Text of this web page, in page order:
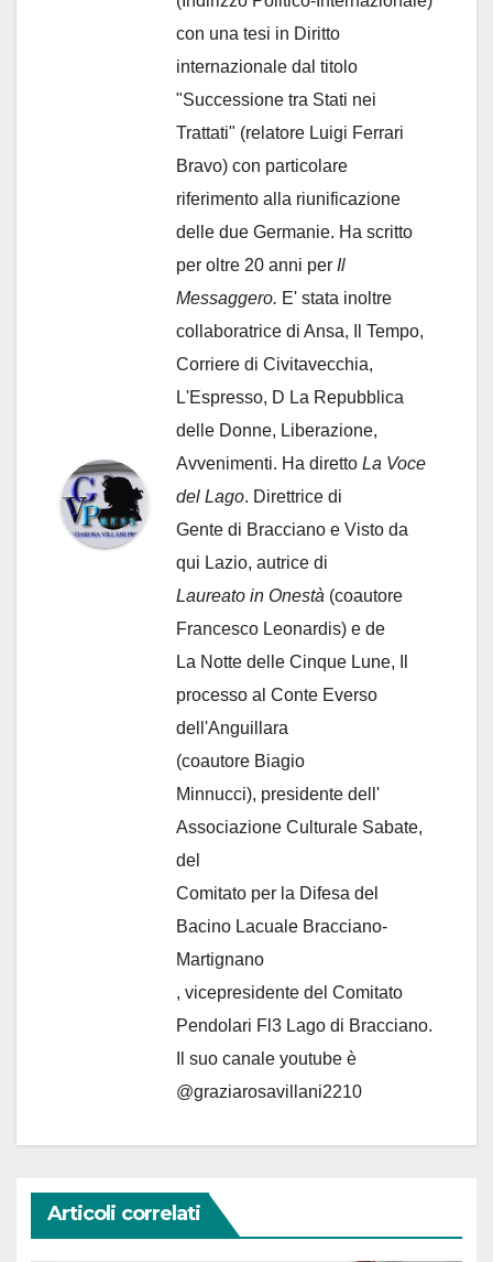
con una tesi in Diritto
internazionale dal titolo
"Successione tra Stati nei
Trattati" (relatore Luigi Ferrari
Bravo) con particolare
riferimento alla riunificazione
delle due Germanie. Ha scritto
per oltre 20 anni per Il
Messaggero. E' stata inoltre
collaboratrice di Ansa, Il Tempo,
Corriere di Civitavecchia,
L'Espresso, D La Repubblica
delle Donne, Liberazione,
Avvenimenti. Ha diretto La Voce
del Lago. Direttrice di
Gente di Bracciano e Visto da
qui Lazio, autrice di
Laureato in Onestà (coautore
Francesco Leonardis) e de
La Notte delle Cinque Lune, Il
processo al Conte Everso
dell'Anguillara
(coautore Biagio
Minnucci), presidente dell'
Associazione Culturale Sabate,
del
Comitato per la Difesa del
Bacino Lacuale Bracciano-
Martignano
, vicepresidente del Comitato
Pendolari Fl3 Lago di Bracciano.
Il suo canale youtube è
@graziarosavillani2210
Articoli correlati